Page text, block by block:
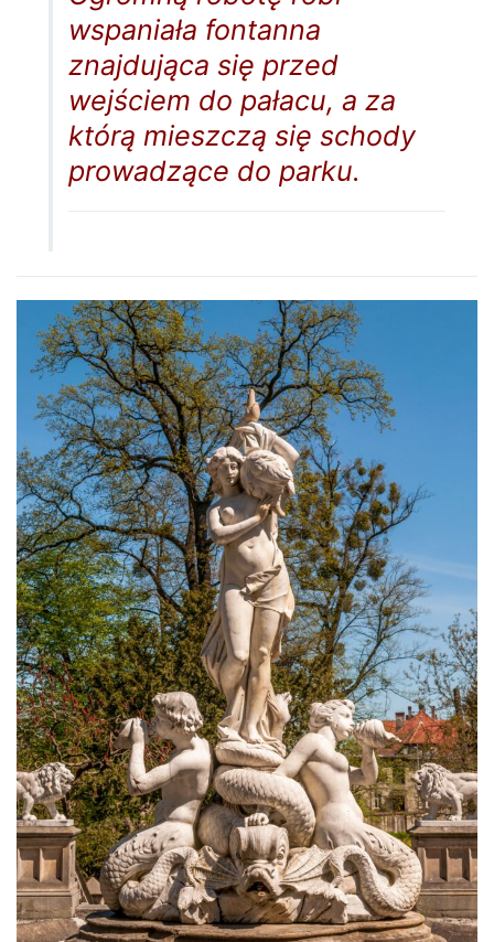
wspaniała fontanna
znajdująca się przed
wejściem do pałacu, a za
którą mieszczą się schody
prowadzące do parku.